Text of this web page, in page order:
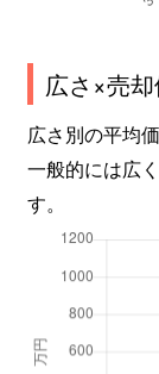
広さ×売
広さ別の平均
一般的には広
す。